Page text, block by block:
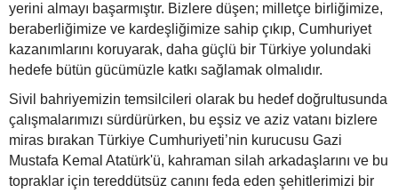
yerini almayı başarmıştır. Bizlere düşen; milletçe birliğimize,
beraberliğimize ve kardeşliğimize sahip çıkıp, Cumhuriyet
kazanımlarını koruyarak, daha güçlü bir Türkiye yolundaki
hedefe bütün gücümüzle katkı sağlamak olmalıdır.
Sivil bahriyemizin temsilcileri olarak bu hedef doğrultusunda
çalışmalarımızı sürdürürken, bu eşsiz ve aziz vatanı bizlere
miras bırakan Türkiye Cumhuriyeti’nin kurucusu Gazi
Mustafa Kemal Atatürk'ü, kahraman silah arkadaşlarını ve bu
topraklar için tereddütsüz canını feda eden şehitlerimizi bir